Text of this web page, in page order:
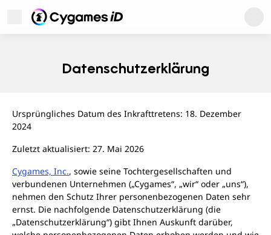
Menü öffnen Cygames ID
News
Kundendienst
Weitere Informationen
Datenschutzerklärung
Nutzungsbedingungen
Datenschutzerklärung
Ursprüngliches Datum des Inkrafttretens: 18. Dezember
2024
Zuletzt aktualisiert: 27. Mai 2026
Cygames, Inc., sowie seine Tochtergesellschaften und
verbundenen Unternehmen („Cygames“, „wir“ oder „uns“),
nehmen den Schutz Ihrer personenbezogenen Daten sehr
ernst. Die nachfolgende Datenschutzerklärung (die
„Datenschutzerklärung“) gibt Ihnen Auskunft darüber,